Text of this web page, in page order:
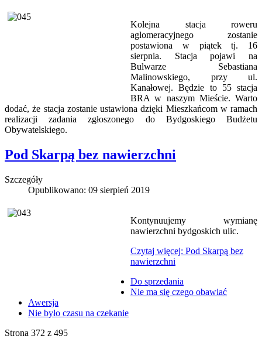
Kolejna stacja roweru
aglomeracyjnego zostanie
postawiona w piątek tj. 16
sierpnia. Stacja pojawi na
Bulwarze Sebastiana
Malinowskiego, przy ul.
Kanałowej. Będzie to 55 stacja
BRA w naszym Mieście. Warto
dodać, że stacja zostanie ustawiona dzięki Mieszkańcom w ramach
realizacji zadania zgłoszonego do Bydgoskiego Budżetu
Obywatelskiego.
Pod Skarpą bez nawierzchni
Szczegóły
Opublikowano: 09 sierpień 2019
Kontynuujemy wymianę
nawierzchni bydgoskich ulic.
Czytaj więcej: Pod Skarpą bez
nawierzchni
Do sprzedania
Nie ma się czego obawiać
Awersja
Nie było czasu na czekanie
Strona 372 z 495